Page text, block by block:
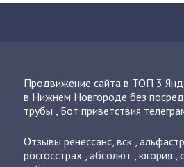
Продвижение сайта в ТОП 3
в Нижнем Новгороде без
трубы , Бот приветствия
Отзывы ренессанс, вск,
росгосстрах, абсолют , югория ,